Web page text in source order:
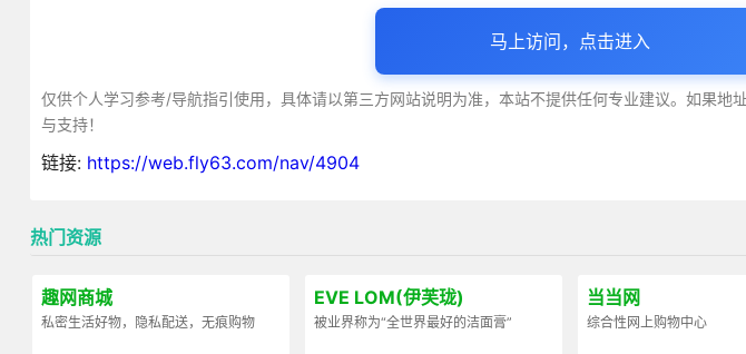
马上访问，点击进入
仅供个人学习参考/导航指引使用，具体请以第三方网站说明为准，本站不提供任何专业建议。如果地
与支持！
链接: https://web.fly63.com/nav/4904
热门资源
趣网商城
私密生活好物，隐私配送，无痕购物
EVE LOM(伊芙珑)
被业界称为“全世界最好的洁面膏”
当当网
综合性网上购物中心